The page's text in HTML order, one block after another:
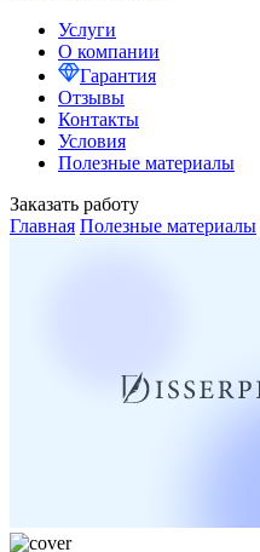
Услуги
О компании
Гарантия
Отзывы
Контакты
Условия
Полезные материалы
Заказать работу
Главная Полезные материалы